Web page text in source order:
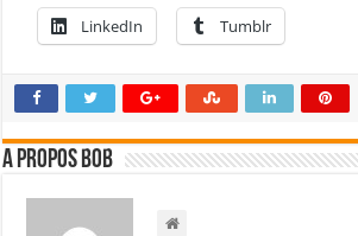
LinkedIn Tumblr
A propos bOb